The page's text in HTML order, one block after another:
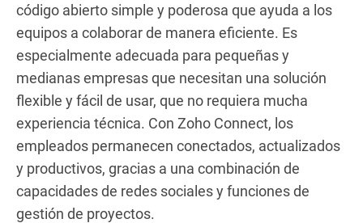
código abierto simple y poderosa que ayuda a los
equipos a colaborar de manera eficiente. Es
especialmente adecuada para pequeñas y
medianas empresas que necesitan una solución
flexible y fácil de usar, que no requiera mucha
experiencia técnica. Con Zoho Connect, los
empleados permanecen conectados, actualizados
y productivos, gracias a una combinación de
capacidades de redes sociales y funciones de
gestión de proyectos.